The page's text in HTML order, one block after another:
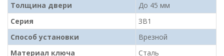
Толщина двери
До 45 мм
Серия
ЗВ1
Способ установки
Врезной
Материал ключа
Сталь